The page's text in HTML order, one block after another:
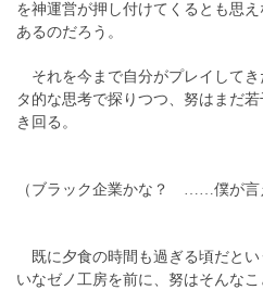
を神運営が押し付けてくるとも思
あるのだろう。
それを今まで自分がプレイしてき
タ的な思考で探りつつ、努はまだ
き回る。
（ブラック企業かな？ ……僕が言
既に夕食の時間も過ぎる頃だと
いなゼノ工房を前に、努はそんな